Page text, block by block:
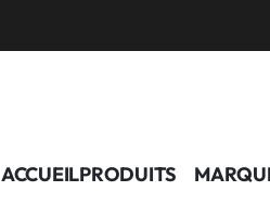
ACCUEILPRODUITS